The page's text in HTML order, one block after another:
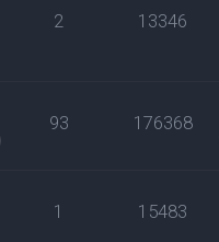
2 13346
93 176368
1 15483